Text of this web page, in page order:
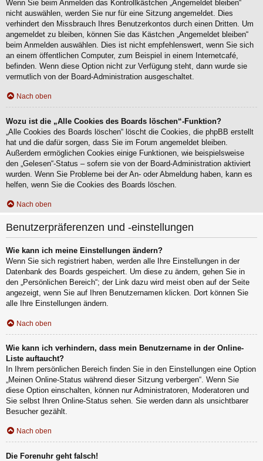
Wenn Sie beim Anmelden das Kontrollkästchen „Angemeldet bleiben“
nicht auswählen, werden Sie nur für eine Sitzung angemeldet. Dies
verhindert den Missbrauch Ihres Benutzerkontos durch einen Dritten. Um
angemeldet zu bleiben, können Sie das Kästchen „Angemeldet bleiben“
beim Anmelden auswählen. Dies ist nicht empfehlenswert, wenn Sie sich
an einem öffentlichen Computer, zum Beispiel in einem Internetcafé,
befinden. Wenn diese Option nicht zur Verfügung steht, dann wurde sie
vermutlich von der Board-Administration ausgeschaltet.
Nach oben
Wozu ist die „Alle Cookies des Boards löschen“-Funktion?
„Alle Cookies des Boards löschen“ löscht die Cookies, die phpBB erstellt
hat und die dafür sorgen, dass Sie im Forum angemeldet bleiben.
Außerdem ermöglichen Cookies einige Funktionen, wie beispielsweise
den „Gelesen“-Status – sofern sie von der Board-Administration aktiviert
wurden. Wenn Sie Probleme bei der An- oder Abmeldung haben, kann es
helfen, wenn Sie die Cookies des Boards löschen.
Nach oben
Benutzerpräferenzen und -einstellungen
Wie kann ich meine Einstellungen ändern?
Wenn Sie sich registriert haben, werden alle Ihre Einstellungen in der
Datenbank des Boards gespeichert. Um diese zu ändern, gehen Sie in
den „Persönlichen Bereich“; der Link dazu wird meist oben auf der Seite
angezeigt, wenn Sie auf Ihren Benutzernamen klicken. Dort können Sie
alle Ihre Einstellungen ändern.
Nach oben
Wie kann ich verhindern, dass mein Benutzername in der Online-
Liste auftaucht?
In Ihrem persönlichen Bereich finden Sie in den Einstellungen eine Option
„Meinen Online-Status während dieser Sitzung verbergen“. Wenn Sie
diese Option einschalten, können nur Administratoren, Moderatoren und
Sie selbst Ihren Online-Status sehen. Sie werden dann als unsichtbarer
Besucher gezählt.
Nach oben
Die Forenuhr geht falsch!